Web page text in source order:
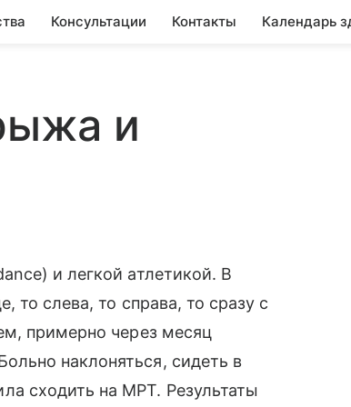
Консультации Контакты Календарь
и
и легкой атлетикой. В
то слева, то справа, то сразу с
примерно через месяц
наклоняться, сидеть в
сходить на МРТ. Результаты